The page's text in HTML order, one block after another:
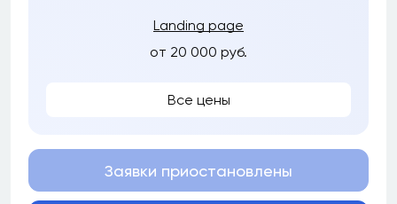
Landing page
от 20 000 руб.
Все цены
Заявки приостановлены